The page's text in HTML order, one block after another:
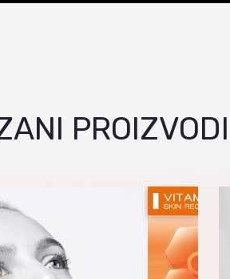
PROIZVODI